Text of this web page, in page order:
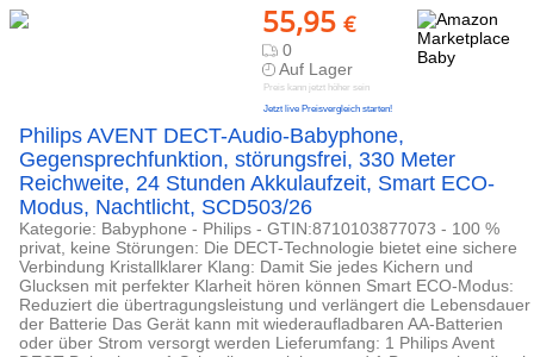
55,95 €
0
Auf Lager
Preis kann jetzt höher sein
Jetzt live Preisvergleich starten!
Philips AVENT DECT-Audio-Babyphone,
Gegensprechfunktion, störungsfrei, 330 Meter
Reichweite, 24 Stunden Akkulaufzeit, Smart ECO-
Modus, Nachtlicht, SCD503/26
Kategorie: Babyphone - Philips - GTIN:8710103877073 - 100 %
privat, keine Störungen: Die DECT-Technologie bietet eine sichere
Verbindung Kristallklarer Klang: Damit Sie jedes Kichern und
Glucksen mit perfekter Klarheit hören können Smart ECO-Modus:
Reduziert die übertragungsleistung und verlängert die Lebensdauer
der Batterie Das Gerät kann mit wiederaufladbaren AA-Batterien
oder über Strom versorgt werden Lieferumfang: 1 Philips Avent